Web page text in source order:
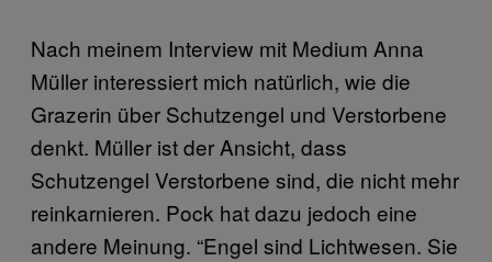
Nach meinem Interview mit Medium Anna
Müller interessiert mich natürlich, wie die
Grazerin über Schutzengel und Verstorbene
denkt. Müller ist der Ansicht, dass
Schutzengel Verstorbene sind, die nicht mehr
reinkarnieren. Pock hat dazu jedoch eine
andere Meinung. “Engel sind Lichtwesen. Sie